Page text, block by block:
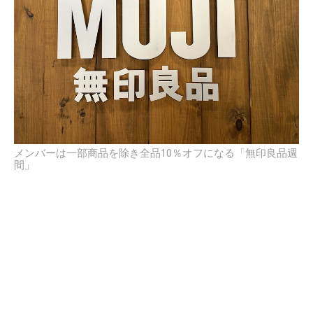
メンバーは一部商品を除き全品10％オフになる「無印良品週
間」